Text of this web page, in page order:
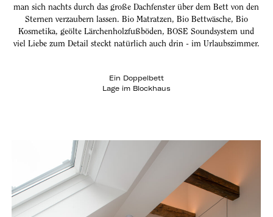
man sich nachts durch das große Dachfenster über dem Bett von den
Sternen verzaubern lassen. Bio Matratzen, Bio Bettwäsche, Bio
Kosmetika, geölte Lärchenholzfußböden, BOSE Soundsystem und
viel Liebe zum Detail steckt natürlich auch drin - im Urlaubszimmer.
Ein Doppelbett
Lage im Blockhaus